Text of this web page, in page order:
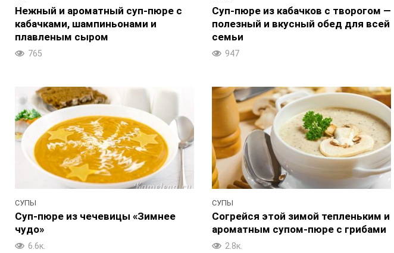
Нежный и ароматный суп-пюре с
кабачками, шампиньонами и
плавленым сыром
765
Суп-пюре из кабачков с творогом —
полезный и вкусный обед для всей
семьи
947
СУПЫ
Суп-пюре из чечевицы «Зимнее
чудо»
6.6к.
СУПЫ
Согрейся этой зимой тепленьким и
ароматным супом-пюре с грибами
2.8к.